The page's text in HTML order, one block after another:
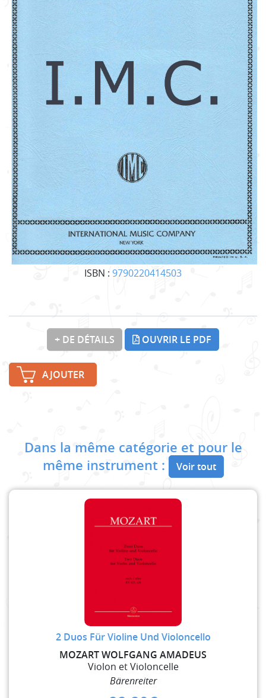
ISBN : 9790220414503
+ DE DÉTAILS OUVRIR LE PDF
AJOUTER
Dans la même catégorie et pour le
même instrument :
Voir tout
2 Duos Für Violine Und Violoncello
MOZART WOLFGANG AMADEUS
Violon et Violoncelle
Bärenreiter